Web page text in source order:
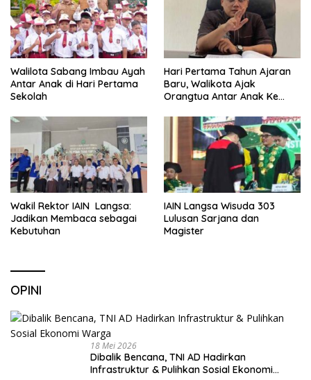
Walilota Sabang Imbau Ayah
Antar Anak di Hari Pertama
Sekolah
Hari Pertama Tahun Ajaran
Baru, Walikota Ajak
Orangtua Antar Anak Ke
Wakil Rektor IAIN Langsa:
Jadikan Membaca sebagai
Kebutuhan
IAIN Langsa Wisuda 303
Lulusan Sarjana dan
Magister
OPINI
18 Mei 2026
Dibalik Bencana, TNI AD Hadirkan
Infrastruktur & Pulihkan Sosial Ekonomi